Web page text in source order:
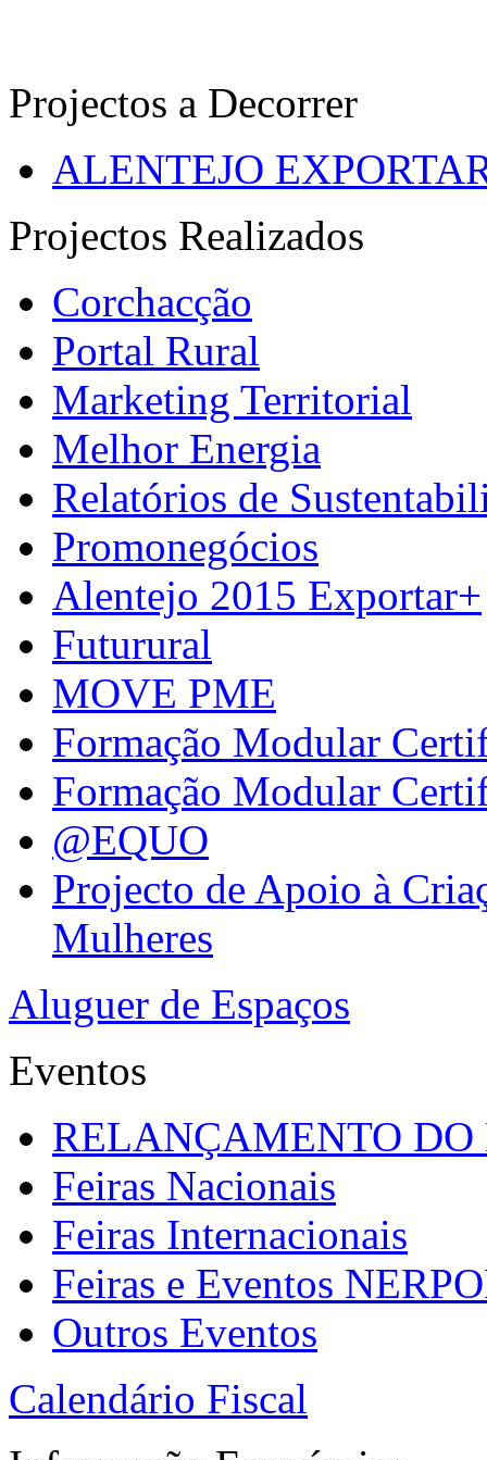
Projectos a Decorrer
ALENTEJO
Projectos Realizados
Corchacção
Portal Rural
Marketing Territorial
Melhor Energia
Relatórios de
Promonegócios
Alentejo 2015 Exportar+
Futurural
MOVE PME
Formação Modular
Formação Modular
@EQUO
Projecto de Apoio à
Mulheres
Aluguer de Espaços
Eventos
RELANÇAMENTO DO
Feiras Nacionais
Feiras Internacionais
Feiras e Eventos
Outros Eventos
Calendário Fiscal